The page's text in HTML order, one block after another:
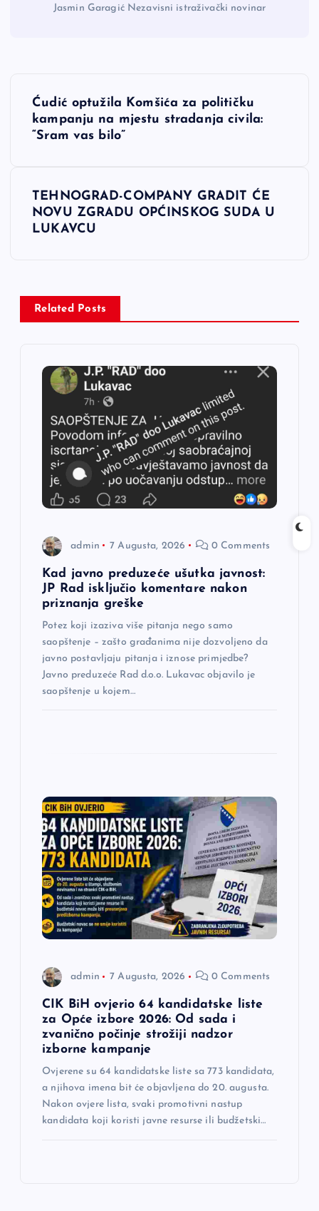
Jasmin Garagić Nezavisni istraživački novinar
c
Ćudić optužila Komšića za političku
kampanju na mjestu stradanja civila:
“Sram vas bilo”
TEHNOGRAD-COMPANY GRADIT ĆE
NOVU ZGRADU OPĆINSKOG SUDA U
LUKAVCU
Related Posts
admin 7 Augusta, 2026 0 Comments
Kad javno preduzeće ušutka javnost:
JP Rad isključio komentare nakon
priznanja greške
Potez koji izaziva više pitanja nego samo
saopštenje – zašto građanima nije dozvoljeno da
javno postavljaju pitanja i iznose primjedbe?
Javno preduzeće Rad d.o.o. Lukavac objavilo je
saopštenje u kojem…
admin 7 Augusta, 2026 0 Comments
CIK BiH ovjerio 64 kandidatske liste
za Opće izbore 2026: Od sada i
zvanično počinje strožiji nadzor
izborne kampanje
Ovjerene su 64 kandidatske liste sa 773 kandidata,
a njihova imena bit će objavljena do 20. augusta.
Nakon ovjere lista, svaki promotivni nastup
kandidata koji koristi javne resurse ili budžetski…